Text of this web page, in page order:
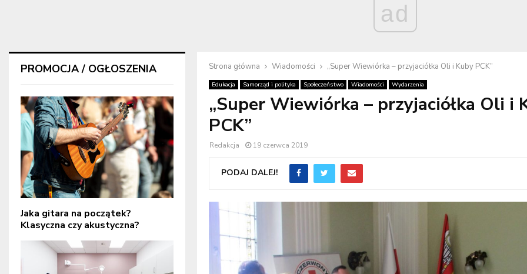
ad
Strona główna Wiadomości „Super Wiewiórka – przyjaciółka Oli i Kuby PCK”
Edukacja Samorząd i polityka Społeczeństwo Wiadomości Wydarzenia
„Super Wiewiórka – przyjaciółka Oli i
PCK”
Redakcja 19 czerwca 2019
PODAJ DALEJ!
PROMOCJA / OGŁOSZENIA
Jaka gitara na początek?
Klasyczna czy akustyczna?